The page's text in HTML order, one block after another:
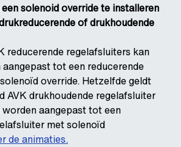
solenoid override te installeren
of drukhoudende
reducerende regelafsluiters kan
tot een reducerende
override. Hetzelfde geldt
AVK drukhoudende regelafsluiter
aangepast tot een
met solenoïd
de animaties.